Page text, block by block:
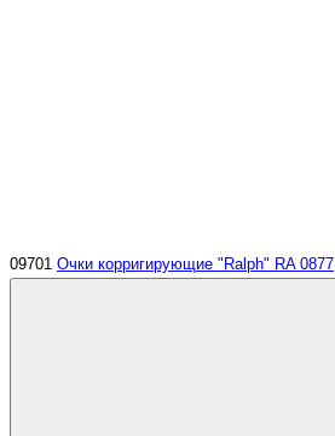
09701 Очки корригирующие "Ralph" RA 0877